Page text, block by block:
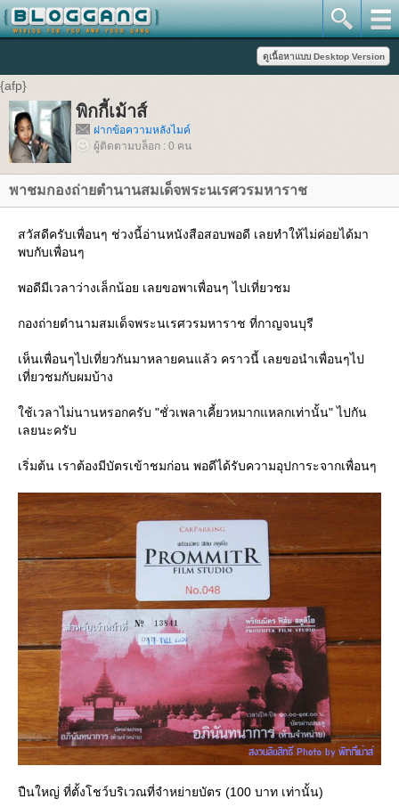
{afp}
พิกกี้เม้าส์
ฝากข้อความหลังไมค์
ผู้ติดตามบล็อก : 0 คน
พาชมกองถ่ายตำนานสมเด็จพระนเรศวรมหาราช
สวัสดีครับเพื่อนๆ ช่วงนี้อ่านหนังสือสอบพอดี เลยทำให้ไม่ค่อยได้มา
พบกับเพื่อนๆ
พอดีมีเวลาว่างเล็กน้อย เลยขอพาเพื่อนๆ ไปเที่ยวชม
กองถ่ายตำนามสมเด็จพระนเรศวรมหาราช ที่กาญจนบุรี
เห็นเพื่อนๆไปเที่ยวกันมาหลายคนแล้ว คราวนี้ เลยขอนำเพื่อนๆไป
เที่ยวชมกับผมบ้าง
ใช้เวลาไม่นานหรอกครับ "ชั่วเพลาเคี้ยวหมากแหลกเท่านั้น" ไปกัน
เลยนะครับ
เริ่มต้น เราต้องมีบัตรเข้าชมก่อน พอดีได้รับความอุปการะจากเพื่อนๆ
ปืนใหญ่ ที่ตั้งโชว์บริเวณที่จำหย่ายบัตร (100 บาท เท่านั้น)